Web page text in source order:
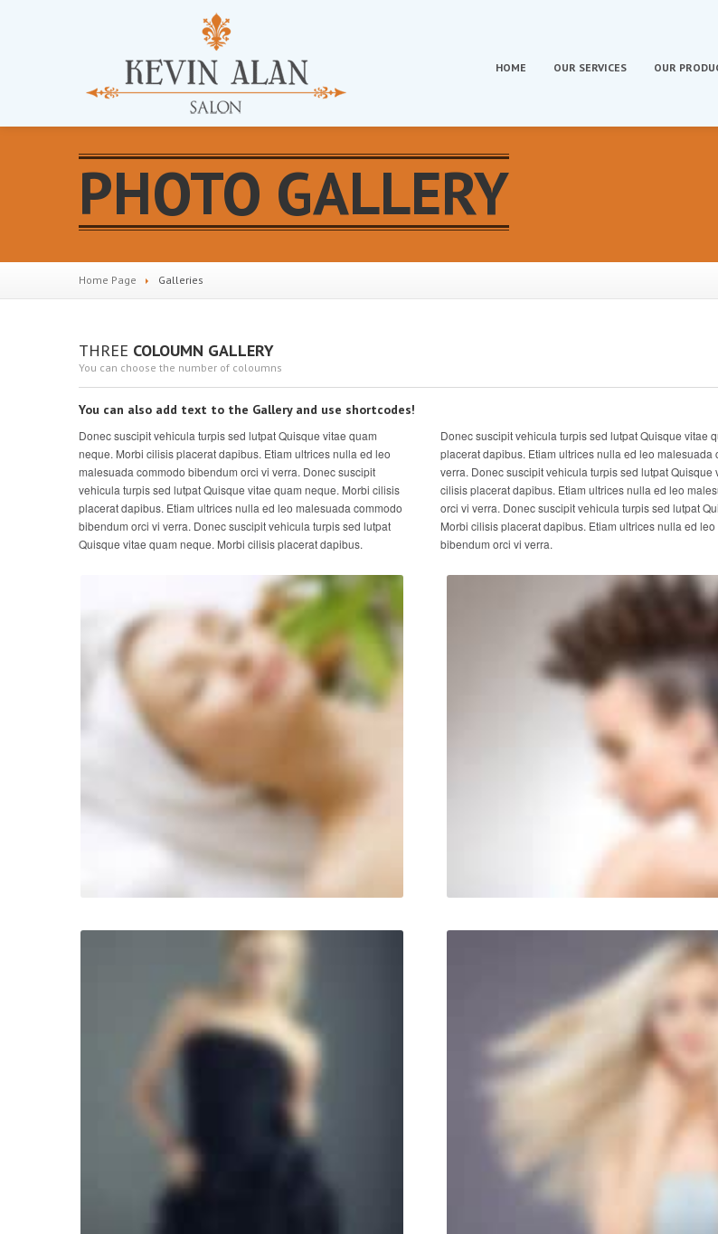
HOME OUR SERVICES OUR
PHOTO GALLERY
Home Page Galleries
THREE COLOUMN GALLERY
You can choose the number of coloumns
You can also add text to the Gallery and use shortcodes!
Donec suscipit vehicula turpis sed lutpat Quisque vitae quam
neque. Morbi cilisis placerat dapibus. Etiam ultrices nulla ed leo
malesuada commodo bibendum orci vi verra. Donec suscipit
vehicula turpis sed lutpat Quisque vitae quam neque. Morbi cilisis
placerat dapibus. Etiam ultrices nulla ed leo malesuada commodo
bibendum orci vi verra. Donec suscipit vehicula turpis sed lutpat
Quisque vitae quam neque. Morbi cilisis placerat dapibus.
Donec suscipit vehicula turpis sed lutpat Quisque vitae
placerat dapibus. Etiam ultrices nulla ed leo malesuada
verra. Donec suscipit vehicula turpis sed lutpat Quisque
cilisis placerat dapibus. Etiam ultrices nulla ed leo
orci vi verra. Donec suscipit vehicula turpis sed lutpat
Morbi cilisis placerat dapibus. Etiam ultrices nulla ed
bibendum orci vi verra.